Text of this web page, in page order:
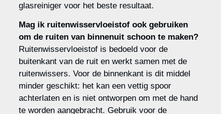
glasreiniger voor het beste resultaat.
Mag ik ruitenwisservloeistof ook gebruiken
om de ruiten van binnenuit schoon te maken?
Ruitenwisservloeistof is bedoeld voor de
buitenkant van de ruit en werkt samen met de
ruitenwissers. Voor de binnenkant is dit middel
minder geschikt: het kan een vettig spoor
achterlaten en is niet ontworpen om met de hand
te worden aangebracht. Gebruik voor de